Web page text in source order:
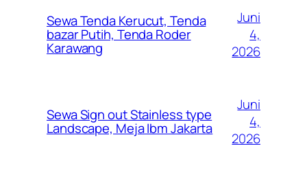
Sewa Tenda Kerucut, Tenda
bazar Putih, Tenda Roder
Karawang
Juni
4,
2026
Sewa Sign out Stainless type
Landscape, Meja Ibm Jakarta
Juni
4,
2026